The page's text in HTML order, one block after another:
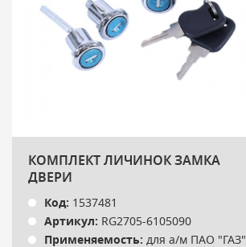
КОМПЛЕКТ ЛИЧИНОК ЗАМКА
ДВЕРИ
Код: 1537481
Артикул: RG2705-6105090
Применяемость: для а/м ПАО "ГАЗ"